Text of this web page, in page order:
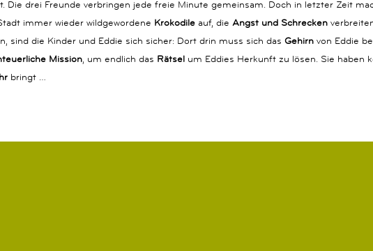
Die drei Freunde verbringen jede freie Minute gemeinsam. Doch in letzter Zeit
immer wieder wildgewordene Krokodile auf, die Angst und Schrecken
sind die Kinder und Eddie sich sicher: Dort drin muss sich das Gehirn von Eddie
Mission, um endlich das Rätsel um Eddies Herkunft zu lösen. Sie haben
bringt …